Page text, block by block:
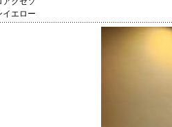
イエロー